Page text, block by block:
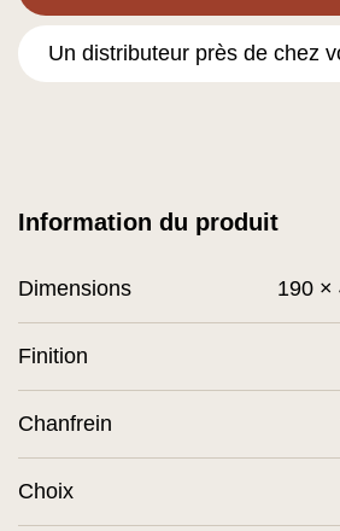
Un distributeur près de chez
Information du produit
Dimensions 190 ×
Finition
Chanfrein
Choix